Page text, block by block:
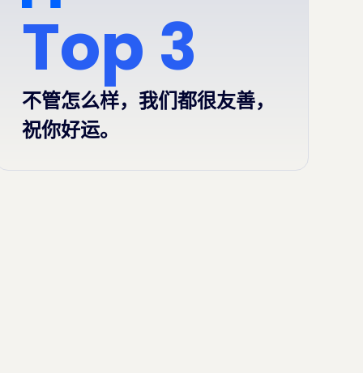
Top 3
不管怎么样，我们都很友善，
祝你好运。